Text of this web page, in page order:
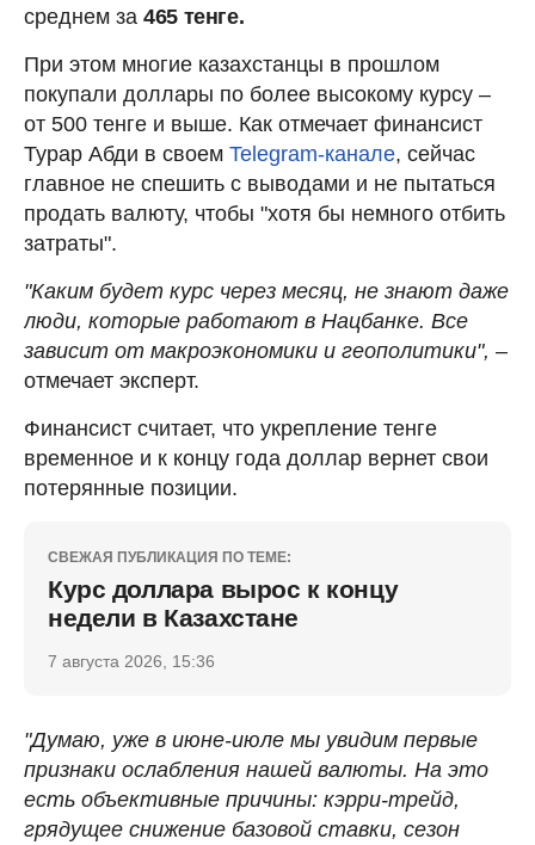
среднем за 465 тенге.
При этом многие казахстанцы в прошлом
покупали доллары по более высокому курсу –
от 500 тенге и выше. Как отмечает финансист
Турар Абди в своем Telegram-канале, сейчас
главное не спешить с выводами и не пытаться
продать валюту, чтобы "хотя бы немного отбить
затраты".
"Каким будет курс через месяц, не знают даже
люди, которые работают в Нацбанке. Все
зависит от макроэкономики и геополитики", –
отмечает эксперт.
Финансист считает, что укрепление тенге
временное и к концу года доллар вернет свои
потерянные позиции.
СВЕЖАЯ ПУБЛИКАЦИЯ ПО ТЕМЕ:
Курс доллара вырос к концу
недели в Казахстане
7 августа 2026, 15:36
"Думаю, уже в июне-июле мы увидим первые
признаки ослабления нашей валюты. На это
есть объективные причины: кэрри-трейд,
грядущее снижение базовой ставки, сезон